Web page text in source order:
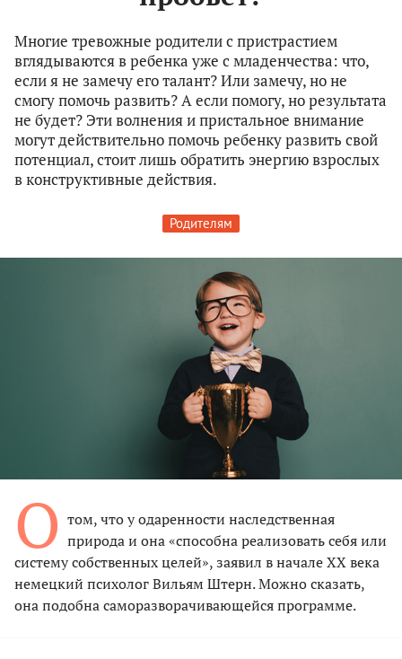
Многие тревожные родители с пристрастием
вглядываются в ребенка уже с младенчества: что,
если я не замечу его талант? Или замечу, но не
смогу помочь развить? А если помогу, но результата
не будет? Эти волнения и пристальное внимание
могут действительно помочь ребенку развить свой
потенциал, стоит лишь обратить энергию взрослых
в конструктивные действия.
Родителям
О том, что у одаренности наследственная
природа и она «способна реализовать себя или
систему собственных целей», заявил в начале XX века
немецкий психолог Вильям Штерн. Можно сказать,
она подобна саморазворачивающейся программе.